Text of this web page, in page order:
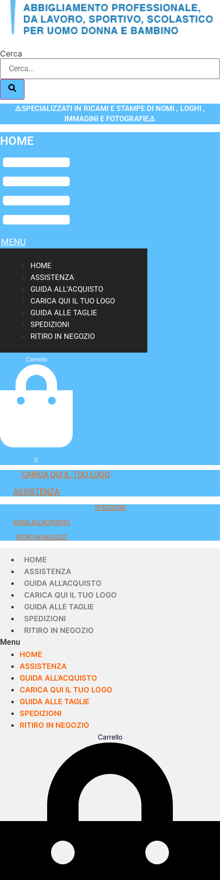
Cerca
⚠️SPECIALIZZATI IN RICAMI E STAMPE DI NOMI , LOGHI ,
IMMAGINI E FOTOGRAFIE⚠️
HOME
Flyout
Menu
MENU
HOME
ASSISTENZA
GUIDA ALL’ACQUISTO
CARICA QUI IL TUO LOGO
GUIDA ALLE TAGLIE
SPEDIZIONI
RITIRO IN NEGOZIO
Carrello
0
CARICA QUI IL TUO LOGO
ASSISTENZA
SPEDIZIONI
GUIDA ALL'ACQUISTO
RITIRO IN NEGOZIO
HOME
ASSISTENZA
GUIDA ALL’ACQUISTO
CARICA QUI IL TUO LOGO
GUIDA ALLE TAGLIE
SPEDIZIONI
RITIRO IN NEGOZIO
Menu
HOME
ASSISTENZA
GUIDA ALL’ACQUISTO
CARICA QUI IL TUO LOGO
GUIDA ALLE TAGLIE
SPEDIZIONI
RITIRO IN NEGOZIO
Carrello